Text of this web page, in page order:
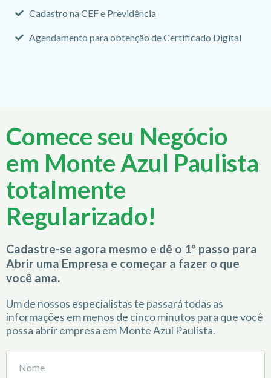
Cadastro na CEF e Previdência
Agendamento para obtenção de Certificado Digital
Comece seu Negócio
em Monte Azul Paulista
totalmente
Regularizado!
Cadastre-se agora mesmo e dê o 1º passo para
Abrir uma Empresa e começar a fazer o que
você ama.
Um de nossos especialistas te passará todas as
informações em menos de cinco minutos para que você
possa abrir empresa em Monte Azul Paulista.